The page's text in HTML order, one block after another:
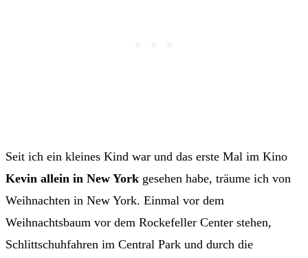
Seit ich ein kleines Kind war und das erste Mal im Kino
Kevin allein in New York gesehen habe, träume ich von
Weihnachten in New York. Einmal vor dem
Weihnachtsbaum vor dem Rockefeller Center stehen,
Schlittschuhfahren im Central Park und durch die